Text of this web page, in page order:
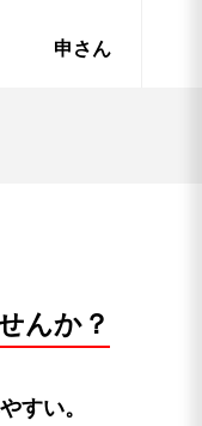
申 さん
んか？
すい。